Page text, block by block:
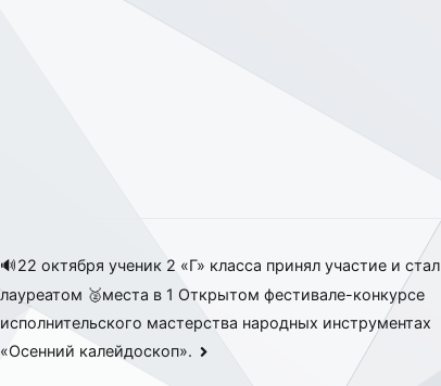
🔊22 октября ученик 2 «Г» класса принял участие и стал
лауреатом 🥈места в 1 Открытом фестивале-конкурсе
исполнительского мастерства народных инструментах
«Осенний калейдоскоп».